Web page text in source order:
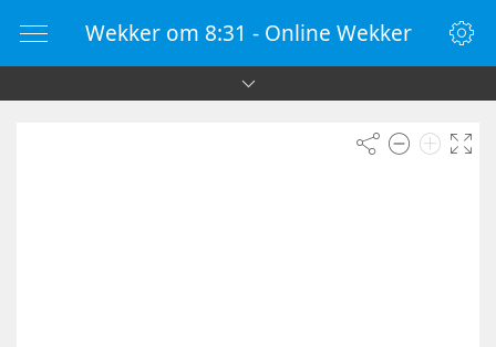
Wekker om 8:31 - Online Wekker